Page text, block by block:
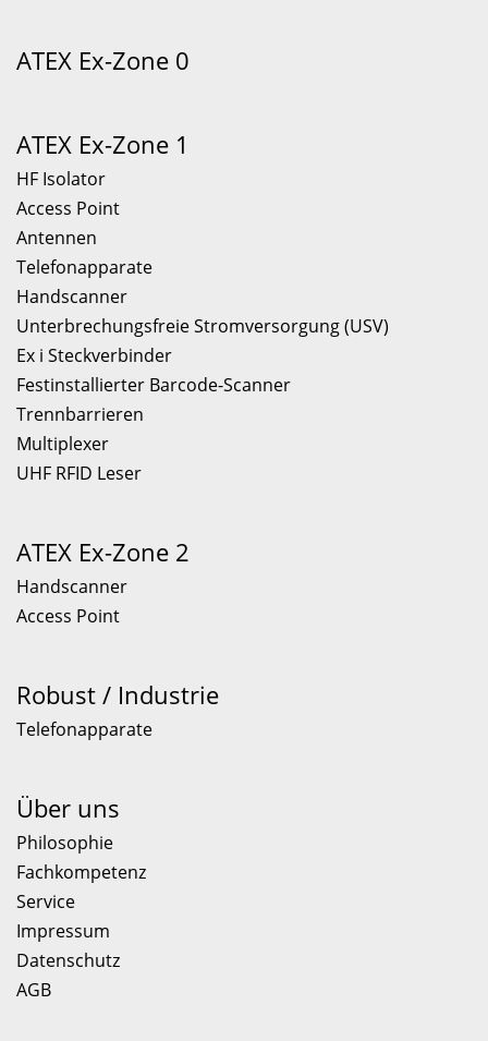
ATEX Ex-Zone 0
ATEX Ex-Zone 1
HF Isolator
Access Point
Antennen
Telefonapparate
Handscanner
Unterbrechungsfreie Stromversorgung (USV)
Ex i Steckverbinder
Festinstallierter Barcode-Scanner
Trennbarrieren
Multiplexer
UHF RFID Leser
ATEX Ex-Zone 2
Handscanner
Access Point
Robust / Industrie
Telefonapparate
Über uns
Philosophie
Fachkompetenz
Service
Impressum
Datenschutz
AGB